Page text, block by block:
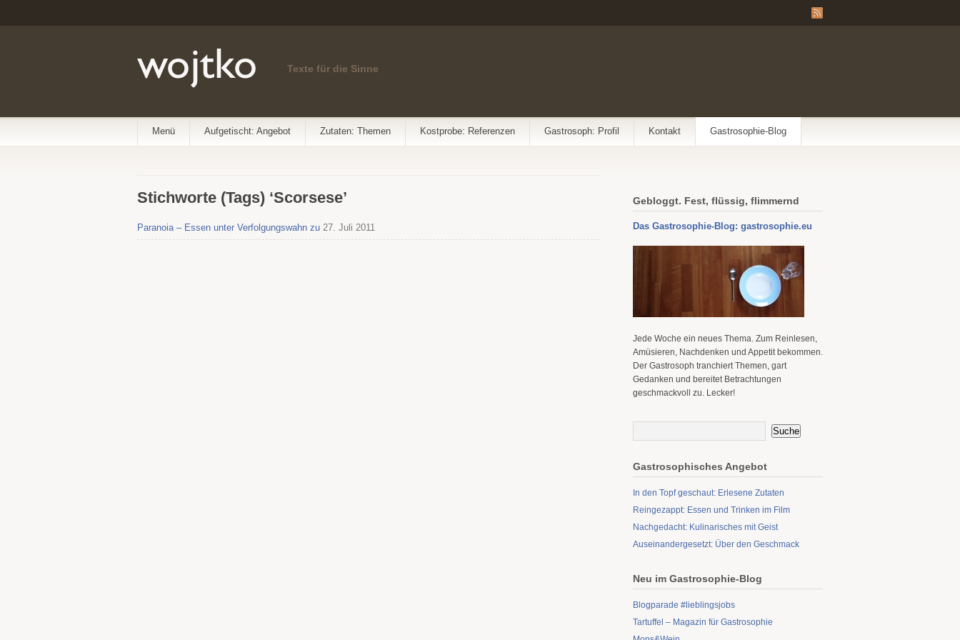
Texte für die Sinne
Menü Aufgetischt: Angebot Zutaten: Themen Kostprobe: Referenzen Gastrosoph: Profil Kontakt Gastrosophie-Blog
Stichworte (Tags) ‘Scorsese’
Paranoia – Essen unter Verfolgungswahn zu 27. Juli 2011
Gebloggt. Fest, flüssig, flimmernd
Das Gastrosophie-Blog: gastrosophie.eu
Jede Woche ein neues Thema. Zum Reinlesen,
Amüsieren, Nachdenken und Appetit bekommen.
Der Gastrosoph tranchiert Themen, gart
Gedanken und bereitet Betrachtungen
geschmackvoll zu. Lecker!
Gastrosophisches Angebot
In den Topf geschaut: Erlesene Zutaten
Reingezappt: Essen und Trinken im Film
Nachgedacht: Kulinarisches mit Geist
Auseinandergesetzt: Über den Geschmack
Neu im Gastrosophie-Blog
Blogparade #lieblingsjobs
Tartuffel – Magazin für Gastrosophie